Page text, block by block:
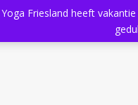
Friesland heeft